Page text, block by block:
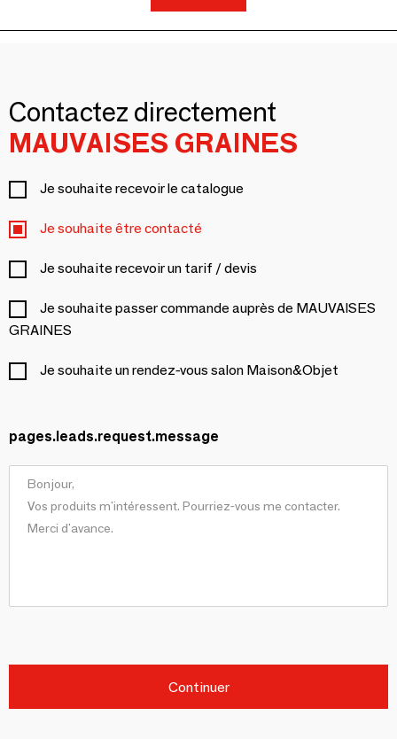
Contactez directement
MAUVAISES GRAINES
Je souhaite recevoir le catalogue
Je souhaite être contacté
Je souhaite recevoir un tarif / devis
Je souhaite passer commande auprès de MAUVAISES
GRAINES
Je souhaite un rendez-vous salon Maison&Objet
pages.leads.request.message
Continuer